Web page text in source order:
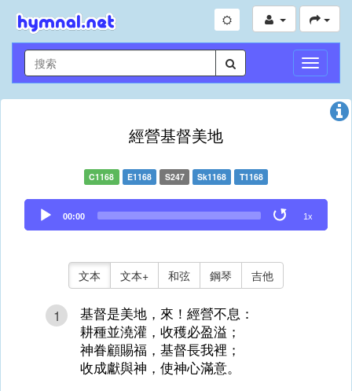
切
換
導
經營基督美地
C1168 E1168 S247 Sk1168 T1168
Audio
Player
00:00 1x
文本 文本+ 和弦 鋼琴 吉他
1
基督是美地，來！經營不息：
耕種並澆灌，收穫必盈溢；
神眷顧賜福，基督長我裡；
收成獻與神，使神心滿意。